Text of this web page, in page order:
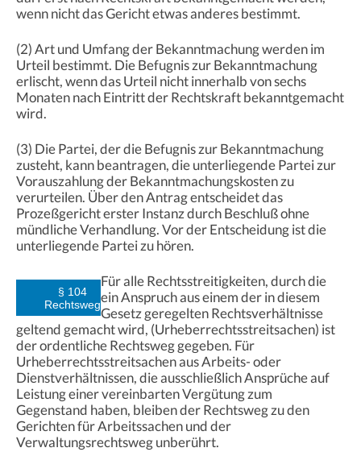
wenn nicht das Gericht etwas anderes bestimmt.
(2) Art und Umfang der Bekanntmachung werden im
Urteil bestimmt. Die Befugnis zur Bekanntmachung
erlischt, wenn das Urteil nicht innerhalb von sechs
Monaten nach Eintritt der Rechtskraft bekanntgemacht
wird.
(3) Die Partei, der die Befugnis zur Bekanntmachung
zusteht, kann beantragen, die unterliegende Partei zur
Vorauszahlung der Bekanntmachungskosten zu
verurteilen. Über den Antrag entscheidet das
Prozeßgericht erster Instanz durch Beschluß ohne
mündliche Verhandlung. Vor der Entscheidung ist die
unterliegende Partei zu hören.
§ 104
Rechtsweg
Für alle Rechtsstreitigkeiten, durch die
ein Anspruch aus einem der in diesem
Gesetz geregelten Rechtsverhältnisse
geltend gemacht wird, (Urheberrechtsstreitsachen) ist
der ordentliche Rechtsweg gegeben. Für
Urheberrechtsstreitsachen aus Arbeits- oder
Dienstverhältnissen, die ausschließlich Ansprüche auf
Leistung einer vereinbarten Vergütung zum
Gegenstand haben, bleiben der Rechtsweg zu den
Gerichten für Arbeitssachen und der
Verwaltungsrechtsweg unberührt.